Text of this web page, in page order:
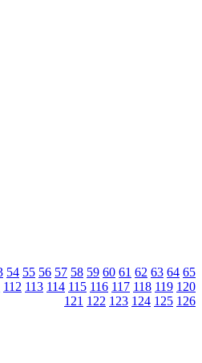
54 55 56 57 58 59 60 61 62 63 64 65
112 113 114 115 116 117 118 119 120
121 122 123 124 125 126